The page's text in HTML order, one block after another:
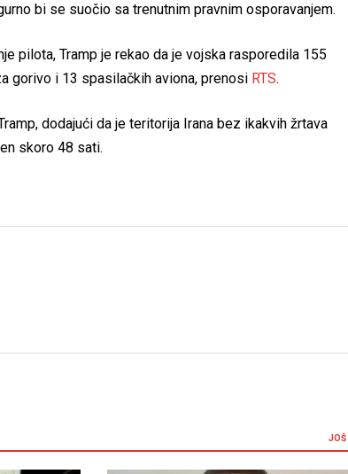
bi se suočio sa trenutnim pravnim osporavanjem.
pilota, Tramp je rekao da je vojska rasporedila 155
gorivo i 13 spasilačkih aviona, prenosi RTS.
dodajući da je teritorija Irana bez ikakvih žrtava
skoro 48 sati.
JOŠ